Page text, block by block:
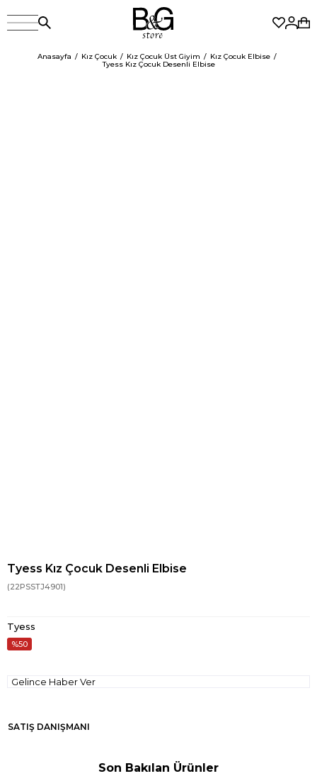
Anasayfa Kız Çocuk Kız Çocuk Üst Giyim
Kız Çocuk Elbise
Tyess Kız Çocuk Desenli Elbise
Tyess Kız Çocuk Desenli Elbise
(22PSSTJ4901)
Tyess
50
Gelince Haber Ver
SATIŞ DANIŞMANI
Son Bakılan Ürünler